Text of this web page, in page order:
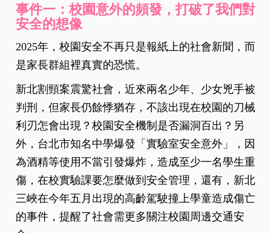
事件一：校園意外的頻發，打破了我們對
安全的想像
2025年，校園安全不再只是報紙上的社會新聞，而
是家長群組裡真實的恐慌。
新北割頸案震驚社會，近來兩名少年、少女兇手被
判刑，但家長仍餘悸猶存，不該出現在校園的刀械
利刃怎會出現？校園安全機制是否漏洞百出？另
外，台北市知名中學爆發「實驗室安全意外」，因
為酒精等使用不當引發爆炸，造成至少一名學生重
傷，在校實驗課要怎麼做到安全管理，還有，新北
三峽在今年五月出現的高齡駕駛撞上學童造成傷亡
的事件，提醒了社會需更多關注校園周邊交通安